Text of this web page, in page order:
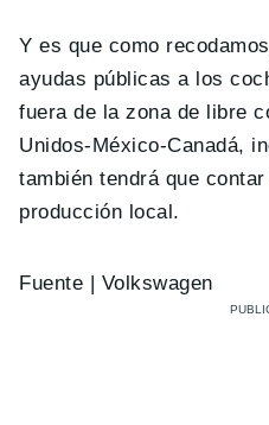
Y es que como
ayudas públicas a los
fuera de la zona de libre
Unidos-México-Canadá,
también tendrá que
producción local.
Fuente | Volkswagen